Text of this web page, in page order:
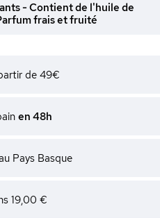
- Contient de l'huile de
frais et fruité
de 49€
en 48h
Pays Basque
19,00 €